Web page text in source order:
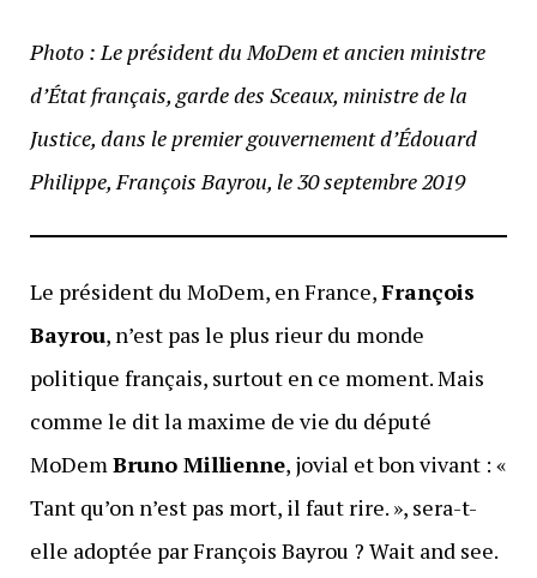
Photo : Le président du MoDem et ancien ministre
d’État français, garde des Sceaux, ministre de la
Justice, dans le premier gouvernement d’Édouard
Philippe, François Bayrou, le 30 septembre2019
Le président du MoDem, en France,François
Bayrou, n’est pas le plus rieur du monde
politique français, surtout en ce moment. Mais
comme le dit la maxime de vie du député
MoDemBruno Millienne, jovial et bon vivant : «
Tant qu’on n’est pas mort, il faut rire. », sera-t-
elle adoptée par François Bayrou ? Wait and see.